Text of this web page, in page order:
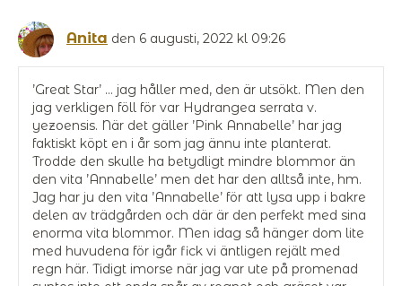
Anita den 6 augusti, 2022 kl 09:26
’Great Star’ … jag håller med, den är utsökt. Men den
jag verkligen föll för var Hydrangea serrata v.
yezoensis. När det gäller ’Pink Annabelle’ har jag
faktiskt köpt en i år som jag ännu inte planterat.
Trodde den skulle ha betydligt mindre blommor än
den vita ’Annabelle’ men det har den alltså inte, hm.
Jag har ju den vita ’Annabelle’ för att lysa upp i bakre
delen av trädgården och där är den perfekt med sina
enorma vita blommor. Men idag så hänger dom lite
med huvudena för igår fick vi äntligen rejält med
regn här. Tidigt imorse när jag var ute på promenad